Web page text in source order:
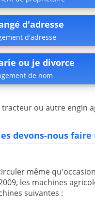
d'adresse
d'adresse
ou je divorce
de nom
ou autre engin
devons-nous faire
même
les machines
suivantes :